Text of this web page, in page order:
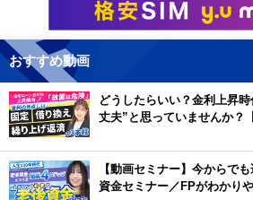
おすすめ動画
どうしたらいい？金利上昇
丈夫”と思っていませんか？
【動画セミナー】今からで
資金セミナー／FPがわかり